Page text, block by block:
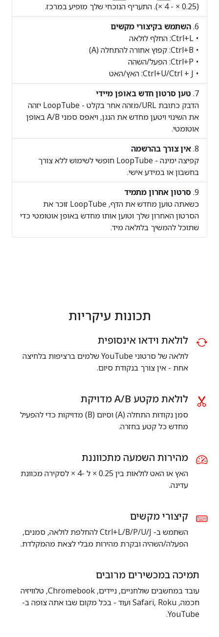
(0.25 × - 4 ×). התעריף הנוכחי שלך מופיע במרכז.
השתמש בקיצורי מקשים
• Ctrl+L: החלף לולאה
• Ctrl+B: קפוץ אחורה להתחלה (A)
• Ctrl+P: הפעל/השהה
• Ctrl+U/Ctrl + J: האץ/האט
טען סרטון חדש באופן מיידי
הדבק כתובת URL/מזהה אחר בקלט - LoopTube יזהה
את השינוי ויטען מחדש את הנגן, ויאפס סמני A/B באופן
אוטומטי.
אין צורך בהרשמה
קפיצה ימינה - LoopTube חופשי לשימוש ללא צורך
בחשבון או במידע אישי.
סרטון אחרון מתמיד
כשאתה טוען מחדש את הדף, LoopTube זוכר את
הסרטון האחרון שלך וטוען אותו מחדש באופן אוטומטי כדי
שתוכל להמשיך בלולאה מיד.
תכונות עיקריות
לולאת וידאו אינסופית
לולאה של סרטוני YouTube שלמים ברציפות בלחיצה
אחת - אין צורך בנקודת סיום.
לולאת מקטע A/B מדויקת
סמן נקודות התחלה (A) וסיום (B) מדויקות כדי להפעיל
מחדש כל קטע בחזרה.
מהירות השמעה מתכווננת
האץ או האט לולאות בין 0.25 × ל -4 × לסקירה מכוונת
עדינה.
קיצורי מקשים
השתמש ב- Ctrl+L/B/P/U/J להחלפת לולאה, סמנים,
הפעלה/השהיה ובקרת מהירות מבלי לצאת מהמקלדת.
תמיכה במכשירים מרובים
עובד במחשבים שולחניים, ניידים, Chromebook, טלוויזיה
חכמה, Safari, Roku ועוד - בכל מקום שבו אתה צופה ב-
YouTube.